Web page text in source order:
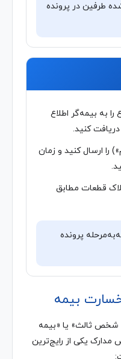
طرفین در پرونده
موضوع را به بیمه‌گر اطلاع
کنید.
را ارسال کنید و زمان
قطعات مطابق
پرونده
خسارت بیمه
شخص ثالث» یا «بیمه
مدارک یکی از رایج‌ترین